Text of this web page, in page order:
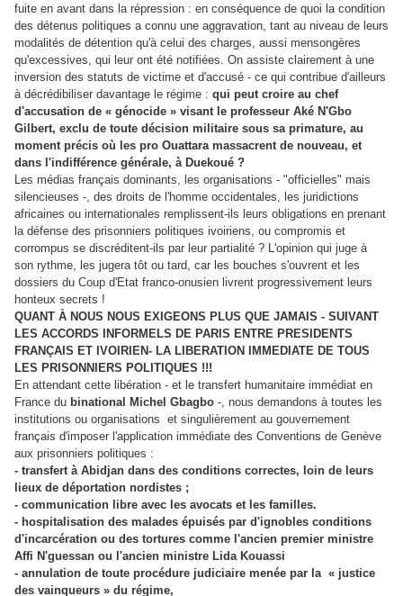
fuite en avant dans la répression : en conséquence de quoi la condition
des détenus politiques a connu une aggravation, tant au niveau de leurs
modalités de détention qu'à celui des charges, aussi mensongères
qu'excessives, qui leur ont été notifiées. On assiste clairement à une
inversion des statuts de victime et d'accusé - ce qui contribue d'ailleurs
à décrédibiliser davantage le régime : qui peut croire au chef
d'accusation de « génocide » visant le professeur Aké N'Gbo
Gilbert, exclu de toute décision militaire sous sa primature, au
moment précis où les pro Ouattara massacrent de nouveau, et
dans l'indifférence générale, à Duekoué ?
Les médias français dominants, les organisations - "officielles" mais
silencieuses -, des droits de l'homme occidentales, les juridictions
africaines ou internationales remplissent-ils leurs obligations en prenant
la défense des prisonniers politiques ivoiriens, ou compromis et
corrompus se discréditent-ils par leur partialité ? L'opinion qui juge à
son rythme, les jugera tôt ou tard, car les bouches s'ouvrent et les
dossiers du Coup d'Etat franco-onusien livrent progressivement leurs
honteux secrets !
QUANT À NOUS NOUS EXIGEONS PLUS QUE JAMAIS - SUIVANT
LES ACCORDS INFORMELS DE PARIS ENTRE PRESIDENTS
FRANÇAIS ET IVOIRIEN- LA LIBERATION IMMEDIATE DE TOUS
LES PRISONNIERS POLITIQUES !!!
En attendant cette libération - et le transfert humanitaire immédiat en
France du binational Michel Gbagbo -, nous demandons à toutes les
institutions ou organisations et singulièrement au gouvernement
français d'imposer l'application immédiate des Conventions de Genève
aux prisonniers politiques :
- transfert à Abidjan dans des conditions correctes, loin de leurs
lieux de déportation nordistes ;
- communication libre avec les avocats et les familles.
- hospitalisation des malades épuisés par d'ignobles conditions
d'incarcération ou des tortures comme l'ancien premier ministre
Affi N'guessan ou l'ancien ministre Lida Kouassi
- annulation de toute procédure judiciaire menée par la « justice
des vainqueurs » du régime,